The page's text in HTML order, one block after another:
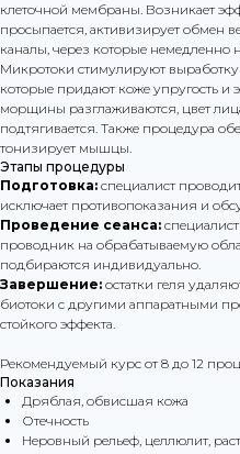
клеточной мембраны. Возникает
просыпается, активизирует обмен
каналы, через которые немедленно
Микротоки стимулируют выработку
которые придают коже упругость и
морщины разглаживаются, цвет
подтягивается. Также процедура
тонизирует мышцы.
Этапы процедуры
Подготовка: специалист
исключает противопоказания и
Проведение сеанса:
проводник на обрабатываемую
подбираются индивидуально.
Завершение: остатки геля
биотоки с другими аппаратными
стойкого эффекта.
Рекомендуемый курс от 8 до 12
Показания
Дряблая, обвисшая кожа
Отечность
Неровный рельеф, целлюлит,